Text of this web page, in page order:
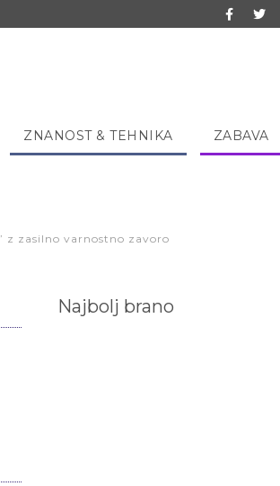
ZNANOST & TEHNIKA ZABAVA
z zasilno varnostno zavoro
Najbolj brano